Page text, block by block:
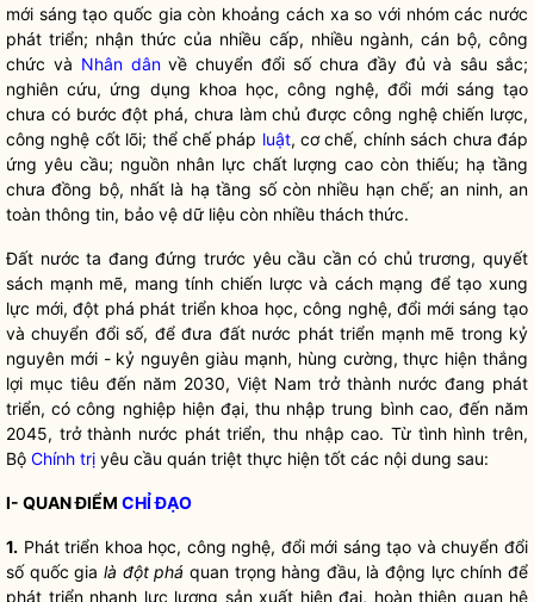
mới sáng tạoquốc gia còn khoảng cách xaso với nhóm các nước
phát triển; nhận thức của nhiều cấp, nhiều ngành, cán bộ, công
chức và Nhân dânvề chuyển đổi số chưa đầy đủ và sâu sắc;
nghiên cứu, ứng dụng khoa học, công nghệ, đổi mới sáng tạo
chưa có bước đột phá, chưa làm chủ được công nghệ chiến lược,
công nghệ cốt lõi; thể chế pháp luật, cơ chế, chính sách chưa đáp
ứng yêu cầu; nguồn nhân lực chất lượng cao còn thiếu; hạ tầng
chưa đồng bộ, nhất là hạ tầng số còn nhiều hạn chế; an ninh, an
toàn thông tin, bảo vệ dữ liệu còn nhiều thách thức.
Đất nước ta đang đứng trước yêu cầu cần có chủ trương, quyết
sách mạnh mẽ, mang tính chiến lược và cách mạng để tạo xung
lực mới, đột phá phát triển khoa học, công nghệ, đổi mới sáng tạo
và chuyển đổi số, để đưa đất nước phát triển mạnh mẽ trong kỷ
nguyên mới - kỷ nguyên giàu mạnh, hùng cường, thực hiện thắng
lợi mục tiêu đến năm 2030, Việt Nam trở thành nước đang phát
triển, có công nghiệp hiện đại, thu nhập trung bình cao, đến năm
2045, trở thành nước phát triển, thu nhập cao. Từ tình hình trên,
Bộ Chính trị yêu cầu quán triệt thực hiện tốt các nội dung sau:
I- QUAN ĐIỂM CHỈ ĐẠO
1. Phát triển khoa học, công nghệ, đổi mới sáng tạo và chuyển đổi
số quốc gia là đột phá quan trọng hàng đầu, là động lực chính để
phát triển nhanh lực lượng sản xuất hiện đại, hoàn thiện quan hệ